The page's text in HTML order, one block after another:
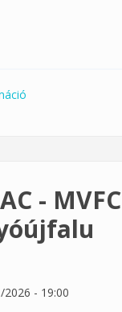
- MVFC
2026 - 19:00